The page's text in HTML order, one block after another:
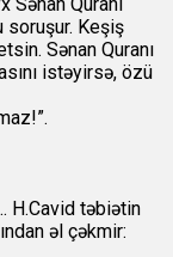
Quranı
soruşur. Keşiş
Sənan Quranı
istəyirsə, özü
H.Cavid təbiətin
əl çəkmir: